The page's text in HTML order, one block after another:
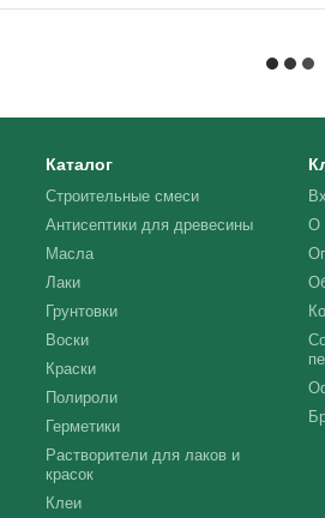
Каталог
Строительные смеси
Антисептики для древесины
Масла
Лаки
Грунтовки
Воски
Краски
Полироли
Герметики
Растворители для лаков и
красок
Клеи
О